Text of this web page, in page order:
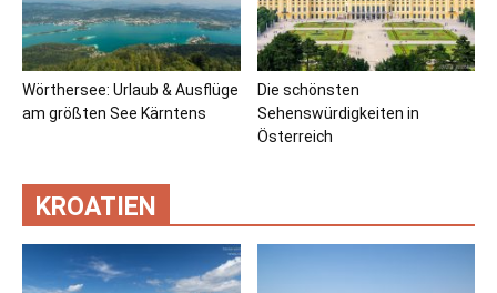
Wörthersee: Urlaub & Ausflüge
am größten See Kärntens
Die schönsten
Sehenswürdigkeiten in
Österreich
KROATIEN